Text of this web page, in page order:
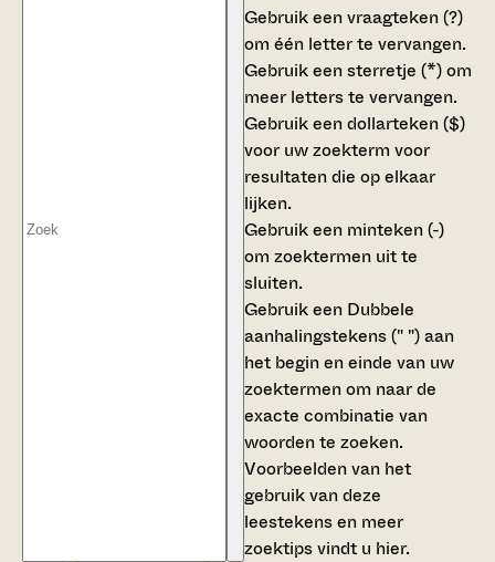
Gebruik eenvraagteken (?)
om één letter te vervangen.
Gebruik eensterretje (*)om
meer letters te vervangen.
Gebruik eendollarteken ($)
voor uw zoekterm voor
resultaten die op elkaar
lijken.
Gebruik een minteken (-)
om zoektermen uit te
sluiten.
Gebruik een Dubbele
aanhalingstekens (" ")aan
het begin en einde van uw
zoektermen om naar de
exacte combinatie van
woorden te zoeken.
Voorbeelden van het
gebruik van deze
leestekens en meer
zoektips vindt u hier.